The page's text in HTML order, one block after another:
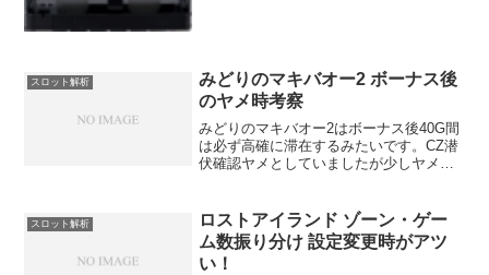
スロット解析
みどりのマキバオー2 ボーナス後
のヤメ時考察
みどりのマキバオー2はボーナス後40G間
は必ず高確に滞在するみたいです。CZ潜
伏確認ヤメとしていましたが少しヤメ時
スロット解析
ロストアイランド ゾーン・ゲー
ム数振り分け 設定変更時がアツ
い！